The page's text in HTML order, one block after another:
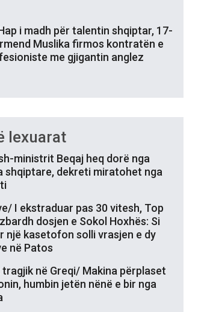
i madh për talentin shqiptar, 17-
Muslika firmos kontratën e
me gjigantin anglez
lexuarat
ministrit Beqaj heq dorë nga
shqiptare, dekreti miratohet nga
I ekstraduar pas 30 vitesh, Top
dosjen e Sokol Hoxhës: Si
një kasetofon solli vrasjen e dy
në Patos
në Greqi/ Makina përplaset
humbin jetën nënë e bir nga